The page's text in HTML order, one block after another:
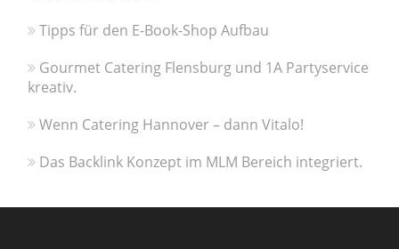
Tipps für den E-Book-Shop Aufbau
Gourmet Catering Flensburg und 1A Partyservice
kreativ.
Wenn Catering Hannover – dann Vitalo!
Das Backlink Konzept im MLM Bereich integriert.